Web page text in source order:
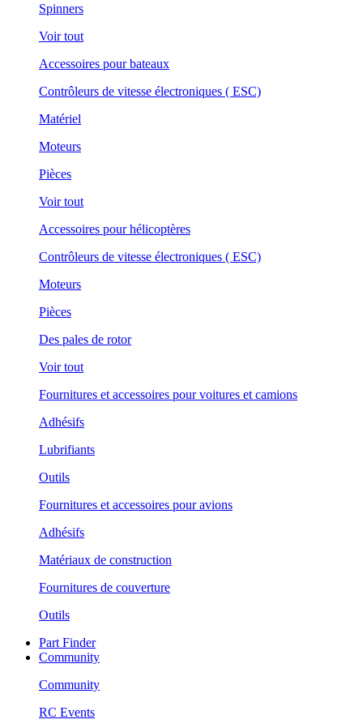
Spinners
Voir tout
Accessoires pour bateaux
Contrôleurs de vitesse électroniques ( ESC)
Matériel
Moteurs
Pièces
Voir tout
Accessoires pour hélicoptères
Contrôleurs de vitesse électroniques ( ESC)
Moteurs
Pièces
Des pales de rotor
Voir tout
Fournitures et accessoires pour voitures et camions
Adhésifs
Lubrifiants
Outils
Fournitures et accessoires pour avions
Adhésifs
Matériaux de construction
Fournitures de couverture
Outils
Part Finder
Community
Community
RC Events